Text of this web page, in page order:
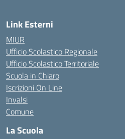
Link Esterni
MIUR
Ufficio Scolastico Regionale
Ufficio Scolastico Territoriale
Scuola in Chiaro
Iscrizioni On Line
Invalsi
Comune
La Scuola